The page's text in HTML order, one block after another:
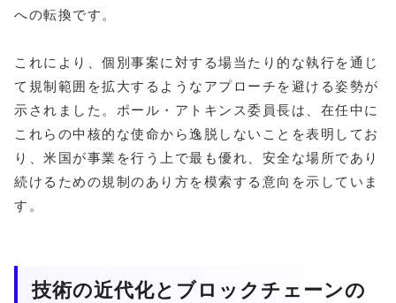
への転換です。
これにより、個別事案に対する場当たり的な執行を通じ
て規制範囲を拡大するようなアプローチを避ける姿勢が
示されました。ポール・アトキンス委員長は、在任中に
これらの中核的な使命から逸脱しないことを表明してお
り、米国が事業を行う上で最も優れ、安全な場所であり
続けるための規制のあり方を模索する意向を示していま
す。
技術の近代化とブロックチェーンの